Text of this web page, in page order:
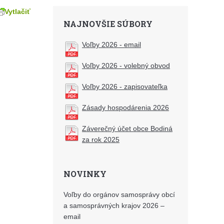
Vytlačiť
NAJNOVŠIE SÚBORY
Voľby 2026 - email
Voľby 2026 - volebný obvod
Voľby 2026 - zapisovateľka
Zásady hospodárenia 2026
Záverečný účet obce Bodiná
za rok 2025
NOVINKY
Voľby do orgánov samosprávy obcí
a samosprávných krajov 2026 –
email